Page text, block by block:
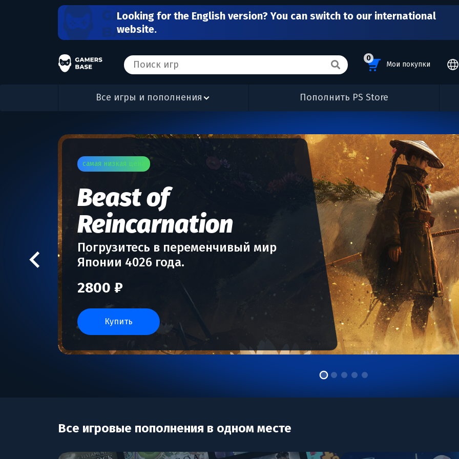
Looking for the English version? You can switch to our international
website.
0
Мои покупки
Все игры и пополнения Пополнить PS Store
самая низкая цена
Beast of
Reincarnation
Погрузитесь в переменчивый мир
Японии 4026 года.
2800 ₽
купить
Все игровые пополнения в одном месте